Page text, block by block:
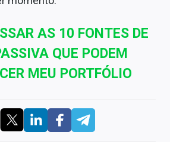
AS 10 FONTES DE
QUE PODEM
MEU PORTFÓLIO